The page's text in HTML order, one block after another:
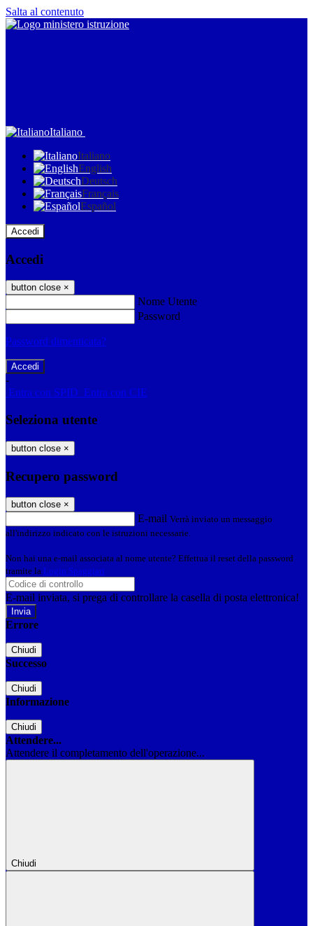
Salta al contenuto
Italiano
Italiano
English
Deutsch
Français
Español
Accedi
Accedi
button close ×
Nome Utente
Password
Password dimenticata?
-
Entra con SPID Entra con CIE
Seleziona utente
button close ×
Recupero password
button close ×
E-mail Verrà inviato un messaggio
all'indirizzo indicato con le istruzioni necessarie.
Non hai una e-mail associata al nome utente? Effettua il reset della password
tramite la Login Spaggiari
E-mail inviata, si prega di controllare la casella di posta elettronica!
Errore
Chiudi
Successo
Chiudi
Informazione
Chiudi
Attendere...
Attendere il completamento dell'operazione...
Chiudi